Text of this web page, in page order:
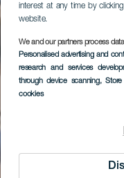
interest at any time by
website.
We and our partners process
Personalised advertising and
research and services
through device scanning, Store
cookies